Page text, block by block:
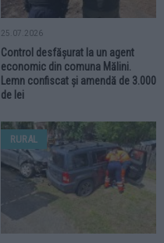
25.07.2026
Control desfășurat la un agent
economic din comuna Mălini.
Lemn confiscat și amendă de 3.000
de lei
RURAL